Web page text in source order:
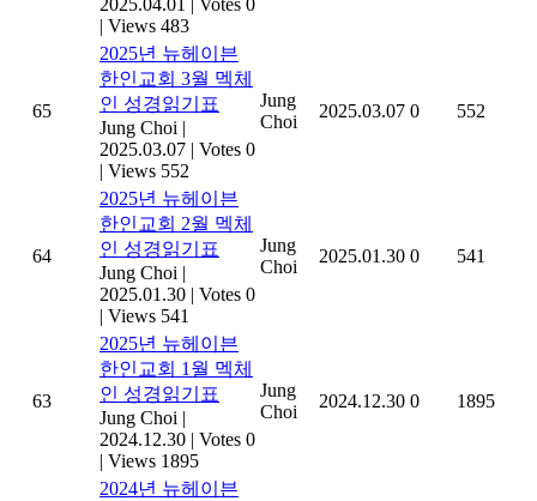
| Views 483
65
2025년 뉴헤이븐
한인교회 3월 멕체
인 성경읽기표
Jung Choi |
2025.03.07 | Votes 0
| Views 552
Jung
Choi
2025.03.07 0 552
64
2025년 뉴헤이븐
한인교회 2월 멕체
인 성경읽기표
Jung Choi |
2025.01.30 | Votes 0
| Views 541
Jung
Choi
2025.01.30 0 541
63
2025년 뉴헤이븐
한인교회 1월 멕체
인 성경읽기표
Jung Choi |
2024.12.30 | Votes 0
| Views 1895
Jung
Choi
2024.12.30 0 1895
2024년 뉴헤이븐